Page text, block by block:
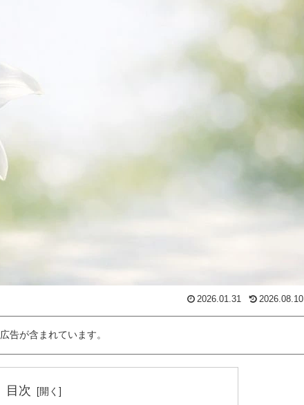
2026.01.31 2026.08.10
告が含まれています。
目次